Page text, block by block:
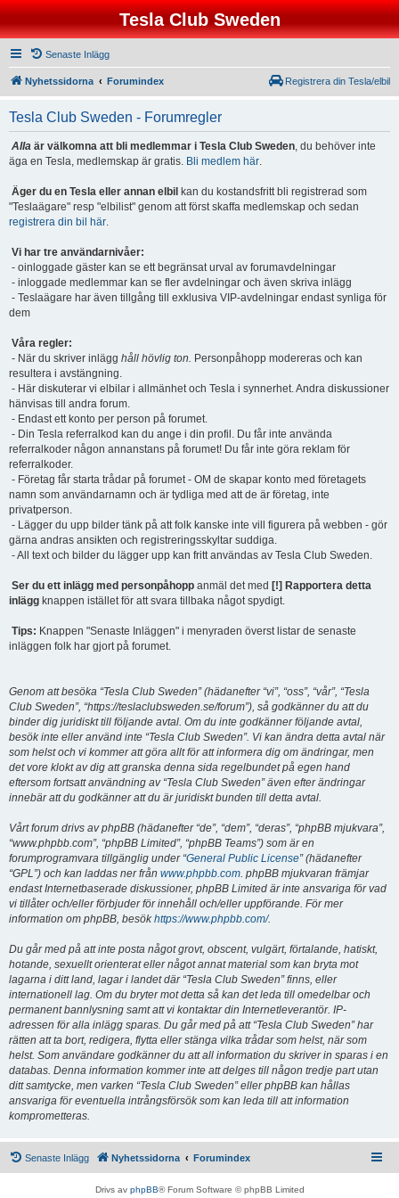
Tesla Club Sweden
Senaste Inlägg
Nyhetssidorna Forumindex Registrera din Tesla/elbil
Tesla Club Sweden - Forumregler
Alla är välkomna att bli medlemmar i Tesla Club Sweden, du behöver inte
äga en Tesla, medlemskap är gratis. Bli medlem här.
Äger du en Tesla eller annan elbil kan du kostandsfritt bli registrerad som
"Teslaägare" resp "elbilist" genom att först skaffa medlemskap och sedan
registrera din bil här.
Vi har tre användarnivåer:
- oinloggade gäster kan se ett begränsat urval av forumavdelningar
- inloggade medlemmar kan se fler avdelningar och även skriva inlägg
- Teslaägare har även tillgång till exklusiva VIP-avdelningar endast synliga för
dem
Våra regler:
- När du skriver inlägg håll hövlig ton. Personpåhopp modereras och kan
resultera i avstängning.
- Här diskuterar vi elbilar i allmänhet och Tesla i synnerhet. Andra diskussioner
hänvisas till andra forum.
- Endast ett konto per person på forumet.
- Din Tesla referralkod kan du ange i din profil. Du får inte använda
referralkoder någon annanstans på forumet! Du får inte göra reklam för
referralkoder.
- Företag får starta trådar på forumet - OM de skapar konto med företagets
namn som användarnamn och är tydliga med att de är företag, inte
privatperson.
- Lägger du upp bilder tänk på att folk kanske inte vill figurera på webben - gör
gärna andras ansikten och registreringsskyltar suddiga.
- All text och bilder du lägger upp kan fritt användas av Tesla Club Sweden.
Ser du ett inlägg med personpåhopp anmäl det med [!] Rapportera detta
inlägg knappen istället för att svara tillbaka något spydigt.
Tips: Knappen "Senaste Inläggen" i menyraden överst listar de senaste
inläggen folk har gjort på forumet.
Genom att besöka “Tesla Club Sweden” (hädanefter “vi”, “oss”, “vår”, “Tesla
Club Sweden”, “https://teslaclubsweden.se/forum”), så godkänner du att du
binder dig juridiskt till följande avtal. Om du inte godkänner följande avtal,
besök inte eller använd inte “Tesla Club Sweden”. Vi kan ändra detta avtal när
som helst och vi kommer att göra allt för att informera dig om ändringar, men
det vore klokt av dig att granska denna sida regelbundet på egen hand
eftersom fortsatt användning av “Tesla Club Sweden” även efter ändringar
innebär att du godkänner att du är juridiskt bunden till detta avtal.
Vårt forum drivs av phpBB (hädanefter “de”, “dem”, “deras”, “phpBB mjukvara”,
“www.phpbb.com”, “phpBB Limited”, “phpBB Teams”) som är en
forumprogramvara tillgänglig under “General Public License” (hädanefter
“GPL”) och kan laddas ner från www.phpbb.com. phpBB mjukvaran främjar
endast Internetbaserade diskussioner, phpBB Limited är inte ansvariga för vad
vi tillåter och/eller förbjuder för innehåll och/eller uppförande. För mer
information om phpBB, besökhttps://www.phpbb.com/.
Du går med på att inte posta något grovt, obscent, vulgärt, förtalande, hatiskt,
hotande, sexuellt orienterat eller något annat material som kan bryta mot
lagarna i ditt land, lagar i landet där “Tesla Club Sweden” finns, eller
internationell lag. Om du bryter mot detta så kan det leda till omedelbar och
permanent bannlysning samt att vi kontaktar din Internetleverantör. IP-
adressen för alla inlägg sparas. Du går med på att “Tesla Club Sweden” har
rätten att ta bort, redigera, flytta eller stänga vilka trådar som helst, när som
helst. Som användare godkänner du att all information du skriver in sparas i en
databas. Denna information kommer inte att delges till någon tredje part utan
ditt samtycke, men varken “Tesla Club Sweden” eller phpBB kan hållas
ansvariga för eventuella intrångsförsök som kan leda till att information
komprometteras.
Senaste Inlägg Nyhetssidorna Forumindex
Drivs av phpBB® Forum Software © phpBB Limited